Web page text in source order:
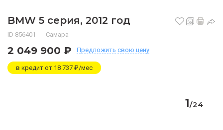
BMW 5 серия, 2012 год
ID 856401 Самара
2 049 900 ₽ Предложить свою цену
в кредит от 18 737 ₽/мес
1/24